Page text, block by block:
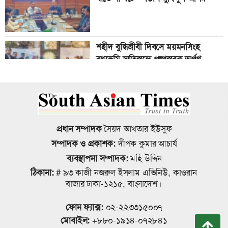
অপচেষ্টাকারীরা দেশ ও গণতন্ত্রের শত্রু :
সাংবাদিকের ওপর হামলা, সকল
মাদকে জড়িত কাউকে ছাড় দেয়া হবে না
,পুলিশ সদস্যদের বিরুদ্ধেই আগে ব্যবস্থা:
খুলনা রেঞ্জের ডিআইজি
বাগেরহাটে মা, ছেলে ও নানির লাশ উদ্ধার
করেছে পুলিশ
শহীদ বুদ্ধিজীবী দিবসে ময়মনসিংহ
বধ্যভূমি স্মৃতিস্তম্ভে পুষ্পস্তবক অর্পণ
জাতীয় রুফটপ সোলার কর্মসূচি সংক্রান্ত
অনুষ্ঠিত
ময়মনসিংহে নগর স্বাস্থ্য কেন্দ্রের তিনতলা
নবনির্মিত ভবনের শুভ উদ্বোধন
প্রধান সম্পাদকসৈয়দ আখতার ইউসুফ
সম্পাদক ও প্রকাশক:দীপক কুমার আচার্য
ব্যবস্থাপনা সম্পাদক:মহি উদ্দিন
ঠিকানা:# ৯৩ কাজী নজরুল ইসলাম এভিনিউ, কাওরান
বাজার ঢাকা-১২১৫, বাংলাদেশ।
ফোন ফ্যাক্স: ০২-২২৩৩১৫০০৭
মোবাইল: +৮৮০-১৯১৪-০৭২৮৪১